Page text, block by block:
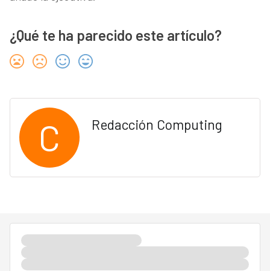
¿Qué te ha parecido este artículo?
C Redacción Computing